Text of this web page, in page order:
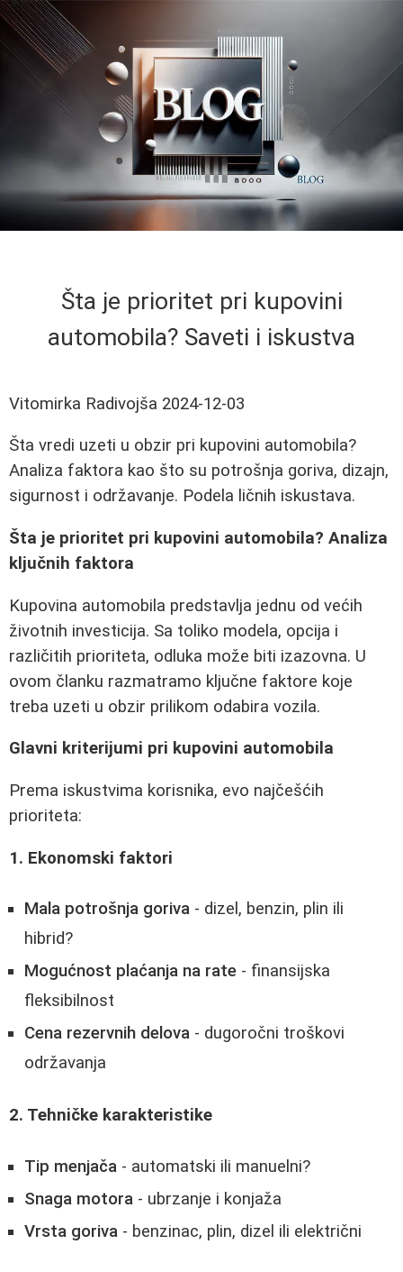
Šta je prioritet pri kupovini
automobila? Saveti i iskustva
Vitomirka Radivojša 2024-12-03
Šta vredi uzeti u obzir pri kupovini automobila?
Analiza faktora kao što su potrošnja goriva, dizajn,
sigurnost i održavanje. Podela ličnih iskustava.
Šta je prioritet pri kupovini automobila? Analiza
ključnih faktora
Kupovina automobila predstavlja jednu od većih
životnih investicija. Sa toliko modela, opcija i
različitih prioriteta, odluka može biti izazovna. U
ovom članku razmatramo ključne faktore koje
treba uzeti u obzir prilikom odabira vozila.
Glavni kriterijumi pri kupovini automobila
Prema iskustvima korisnika, evo najčešćih
prioriteta:
1. Ekonomski faktori
Mala potrošnja goriva - dizel, benzin, plin ili
hibrid?
Mogućnost plaćanja na rate - finansijska
fleksibilnost
Cena rezervnih delova - dugoročni troškovi
održavanja
2. Tehničke karakteristike
Tip menjača - automatski ili manuelni?
Snaga motora - ubrzanje i konjaža
Vrsta goriva - benzinac, plin, dizel ili električni